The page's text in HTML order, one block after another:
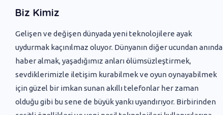
Biz Kimiz
Gelişen ve değişen dünyada yeni ‌teknolojilere ayak
uydurmak kaçınılmaz oluyor. Dünyanın diğer ucundan anında
haber almak, yaşadığımız anları ölümsüzleştirmek,
sevdiklerimizle iletişim kurabilmek ve oyun oynayabilmek
için güzel bir imkan sunan akıllı telefonlar her zaman
olduğu gibi bu sene de büyük yankı uyandırıyor. Birbirinden